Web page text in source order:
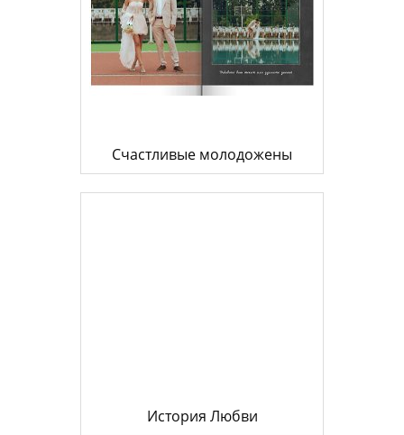
Счастливые молодожены
История Любви